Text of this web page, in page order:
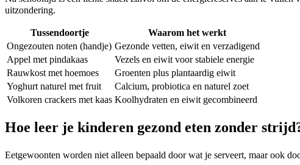
uitzondering.
Tussendoortje
Waarom het werkt
Ongezouten noten (handje) Gezonde vetten, eiwit en verzadigend
Appel met pindakaas
Vezels en eiwit voor stabiele energie
Rauwkost met hoemoes
Groenten plus plantaardig eiwit
Yoghurt naturel met fruit
Calcium, probiotica en naturel zoet
Volkoren crackers met kaas Koolhydraten en eiwit gecombineerd
Hoe leer je kinderen gezond eten zonder
Eetgewoonten worden niet alleen bepaald door wat je serveert, maar ook